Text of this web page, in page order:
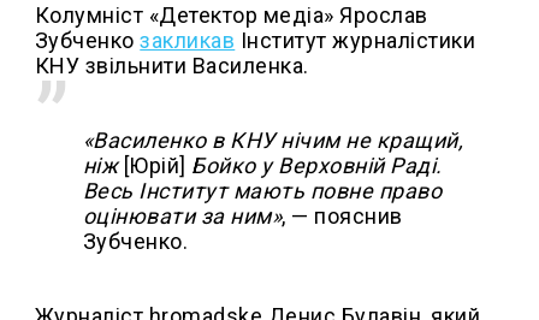
Колумніст «Детектор медіа» Ярослав
Зубченкозакликав Інститут журналістики
КНУ звільнити Василенка.
«Василенко в КНУ нічим не кращий,
ніж [Юрій] Бойко у Верховній Раді.
Весь Інститут мають повне право
оцінювати за ним», — пояснив
Зубченко.